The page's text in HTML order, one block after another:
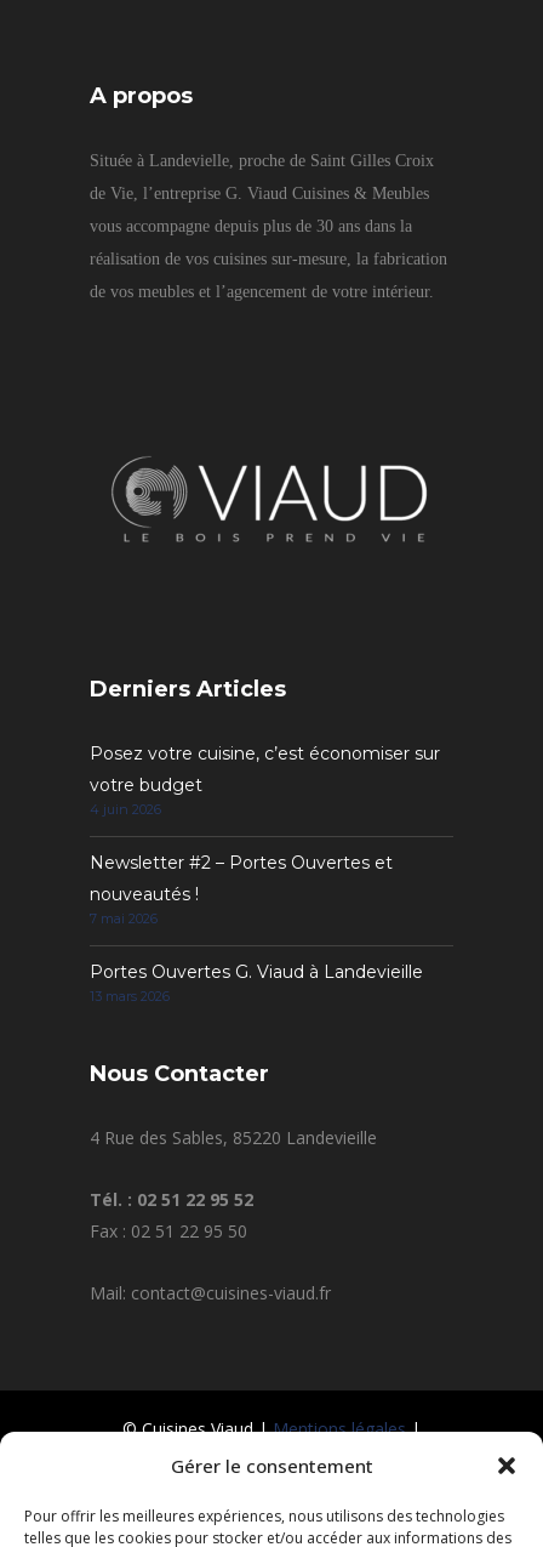
Gérer le consentement
Pour offrir les meilleures expériences, nous utilisons des technologies
telles que les cookies pour stocker et/ou accéder aux informations des
A propos
Située à Landevielle, proche de Saint Gilles Croix
de Vie, l’entreprise G. Viaud Cuisines & Meubles
vous accompagne depuis plus de 30 ans dans la
réalisation de vos cuisines sur-mesure, la fabrication
de vos meubles et l’agencement de votre intérieur.
Derniers Articles
Posez votre cuisine, c’est économiser sur
votre budget
4 juin 2026
Newsletter #2 – Portes Ouvertes et
nouveautés !
7 mai 2026
Portes Ouvertes G. Viaud à Landevieille
13 mars 2026
Nous Contacter
4 Rue des Sables, 85220 Landevieille
Tél. : 02 51 22 95 52
Fax : 02 51 22 95 50
Mail: contact@cuisines-viaud.fr
© Cuisines Viaud |Mentions légales|
Politique de confidentialité| Réalisation